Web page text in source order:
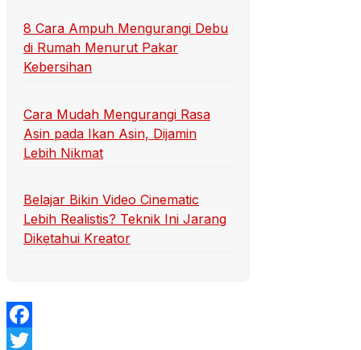
8 Cara Ampuh Mengurangi Debu
di Rumah Menurut Pakar
Kebersihan
Cara Mudah Mengurangi Rasa
Asin pada Ikan Asin, Dijamin
Lebih Nikmat
Belajar Bikin Video Cinematic
Lebih Realistis? Teknik Ini Jarang
Diketahui Kreator
Facebook